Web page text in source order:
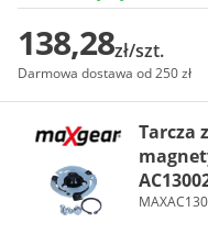
138,28zł/szt.
Darmowa dostawa od 250 zł
Tarcza